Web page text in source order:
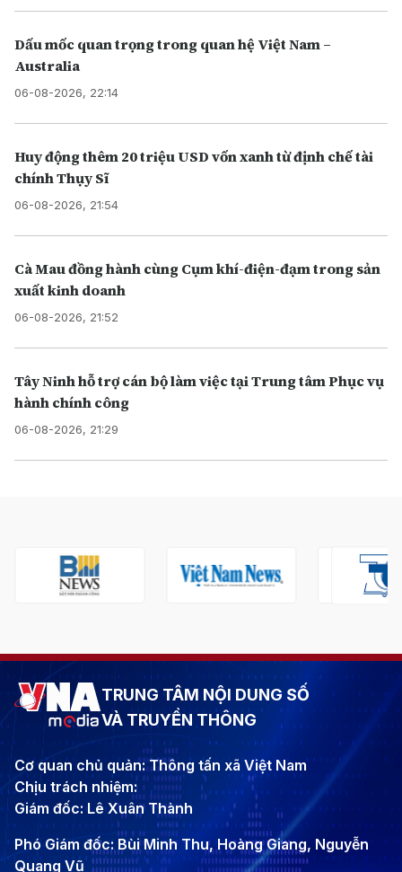
Dấu mốc quan trọng trong quan hệ Việt Nam –
Australia
06-08-2026, 22:14
Huy động thêm 20 triệu USD vốn xanh từ định chế tài
chính Thụy Sĩ
06-08-2026, 21:54
Cà Mau đồng hành cùng Cụm khí-điện-đạm trong sản
xuất kinh doanh
06-08-2026, 21:52
Tây Ninh hỗ trợ cán bộ làm việc tại Trung tâm Phục vụ
hành chính công
06-08-2026, 21:29
TRUNG TÂM NỘI DUNG SỐ
VÀ TRUYỀN THÔNG
Cơ quan chủ quản: Thông tấn xã Việt Nam
Chịu trách nhiệm:
Giám đốc: Lê Xuân Thành
Phó Giám đốc: Bùi Minh Thu, Hoàng Giang, Nguyễn
Quang Vũ